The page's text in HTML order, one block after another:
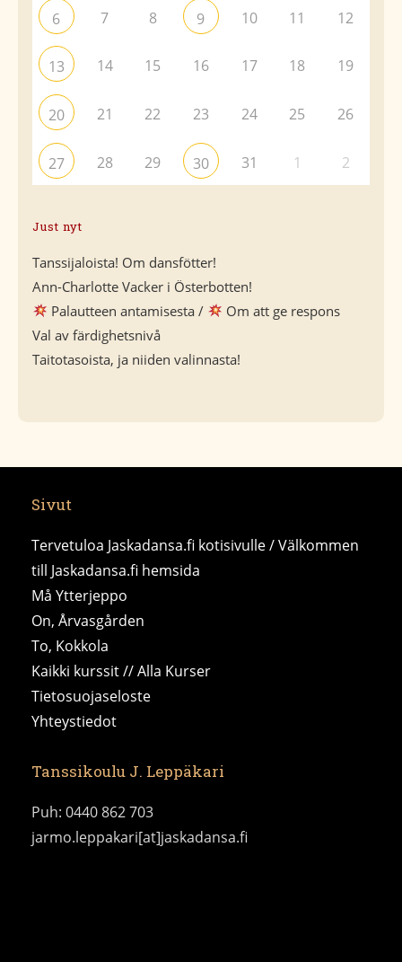
6 7 8 9 10 11 12
13 14 15 16 17 18 19
20 21 22 23 24 25 26
27 28 29 30 31 1 2
Just nyt
Tanssijaloista! Om dansfötter!
Ann-Charlotte Vacker i Österbotten!
Palautteen antamisesta /
Om att ge respons
Val av färdighetsnivå
Taitotasoista, ja niiden valinnasta!
Sivut
Tervetuloa Jaskadansa.fi kotisivulle / Välkommen
till Jaskadansa.fi hemsida
Må Ytterjeppo
On, Årvasgården
To, Kokkola
Kaikki kurssit // Alla Kurser
Tietosuojaseloste
Yhteystiedot
Tanssikoulu J. Leppäkari
Puh: 0440 862 703
jarmo.leppakari[at]jaskadansa.fi